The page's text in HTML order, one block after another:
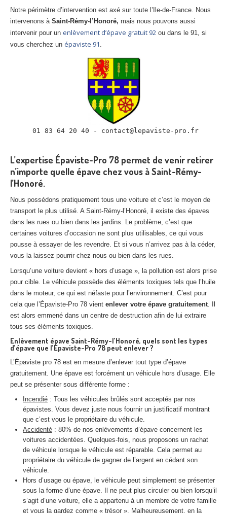
Notre périmètre d’intervention est axé sur toute l’Ile-de-France. Nous
intervenons à Saint-Rémy-l’Honoré, mais nous pouvons aussi
intervenir pour un enlèvement d’épave gratuit 92 ou dans le 91, si
vous cherchez un épaviste 91 .
01 83 64 20 40 - contact@lepaviste-pro.fr
L’expertise Épaviste-Pro 78 permet de venir retirer
n’importe quelle épave chez vous à Saint-Rémy-
l’Honoré.
Nous possédons pratiquement tous une voiture et c’est le moyen de
transport le plus utilisé. A Saint-Rémy-l’Honoré, il existe des épaves
dans les rues ou bien dans les jardins. Le problème, c’est que
certaines voitures d’occasion ne sont plus utilisables, ce qui vous
pousse à essayer de les revendre. Et si vous n’arrivez pas à la céder,
vous la laissez pourrir chez nous ou bien dans les rues.
Lorsqu’une voiture devient « hors d’usage », la pollution est alors prise
pour cible. Le véhicule possède des éléments toxiques tels que l’huile
dans le moteur, ce qui est néfaste pour l’environnement. C’est pour
cela que l’Épaviste-Pro 78 vient enlever votre épave gratuitement. Il
est alors emmené dans un centre de destruction afin de lui extraire
tous ses éléments toxiques.
Enlèvement épave Saint-Rémy-l’Honoré, quels sont les types
d’épave que l’Épaviste-Pro 78 peut enlever ?
L’Épaviste pro 78 est en mesure d’enlever tout type d’épave
gratuitement. Une épave est forcément un véhicule hors d’usage. Elle
peut se présenter sous différente forme :
Incendié : Tous les véhicules brûlés sont acceptés par nos
épavistes. Vous devez juste nous fournir un justificatif montrant
que c’est vous le propriétaire du véhicule.
Accidenté : 80% de nos enlèvements d’épave concernent les
voitures accidentées. Quelques-fois, nous proposons un rachat
de véhicule lorsque le véhicule est réparable. Cela permet au
propriétaire du véhicule de gagner de l’argent en cédant son
véhicule.
Hors d’usage ou épave, le véhicule peut simplement se présenter
sous la forme d’une épave. Il ne peut plus circuler ou bien lorsqu’il
s’agit d’une voiture, elle a appartenu à un membre de votre famille
et vous la gardez comme « trésor ». Malheureusement, en la